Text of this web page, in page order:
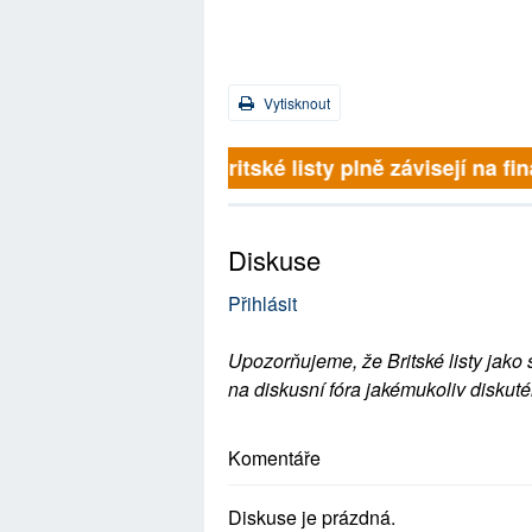
Vytisknout
Britské listy plně závisejí na
Diskuse
Přihlásit
Upozorňujeme, že Britské listy
na diskusní fóra jakémukoliv
Komentáře
Diskuse je prázdná.